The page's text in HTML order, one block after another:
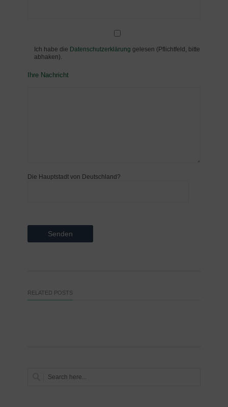
Ich habe die Datenschutzerklärung gelesen (Pflichtfeld, bitte
abhaken).
Ihre Nachricht
Die Hauptstadt von Deutschland?
RELATED POSTS